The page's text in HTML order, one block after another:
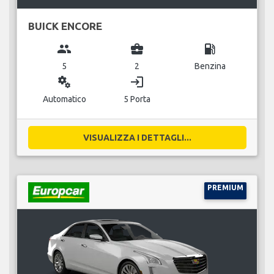
BUICK ENCORE
group
5
business_center
2
local_gas_station
Benzina
miscellaneous_services
Automatico
login
5 Porta
VISUALIZZA I DETTAGLI...
PREMIUM